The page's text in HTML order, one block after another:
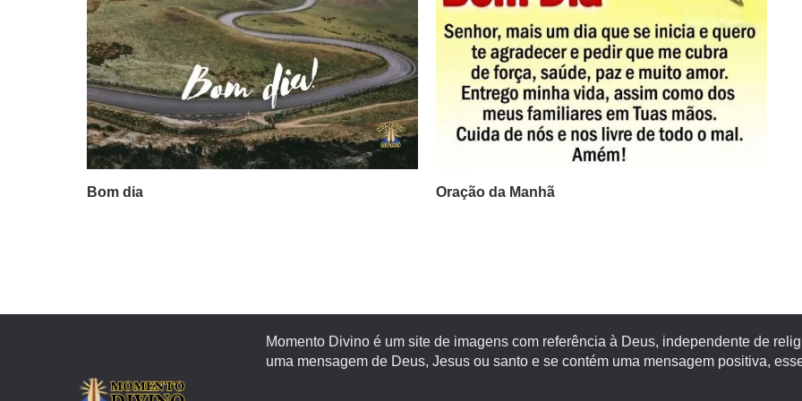
Bom dia Oração da Manhã
Momento Divino é um site de imagens com referência à Deus, independente de
uma mensagem de Deus, Jesus ou santo e se contém uma mensagem positiva,